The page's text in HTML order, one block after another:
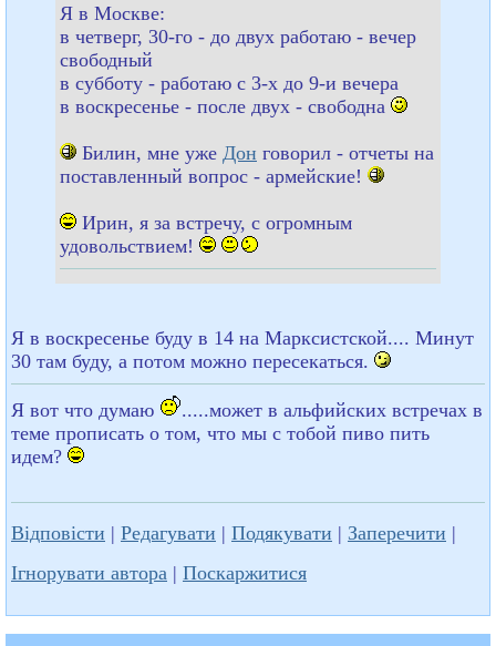
Я в Москве:
в четверг, 30-го - до двух работаю - вечер
свободный
в субботу - работаю с 3-х до 9-и вечера
в воскресенье - после двух - свободна
Билин, мне уже Дон говорил - отчеты на
поставленный вопрос - армейские!
Ирин, я за встречу, с огромным
удовольствием!
Я в воскресенье буду в 14 на Марксистской.... Минут
30 там буду, а потом можно пересекаться.
Я вот что думаю
.....может в альфийских встречах в
теме прописать о том, что мы с тобой пиво пить
идем?
Відповісти | Редагувати | Подякувати | Заперечити |
Ігнорувати автора | Поскаржитися